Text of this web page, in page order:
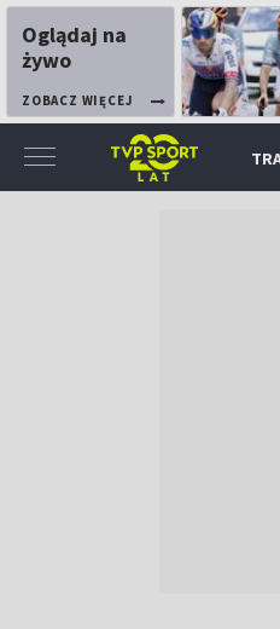
Oglądaj na
żywo
ZOBACZ WIĘCEJ